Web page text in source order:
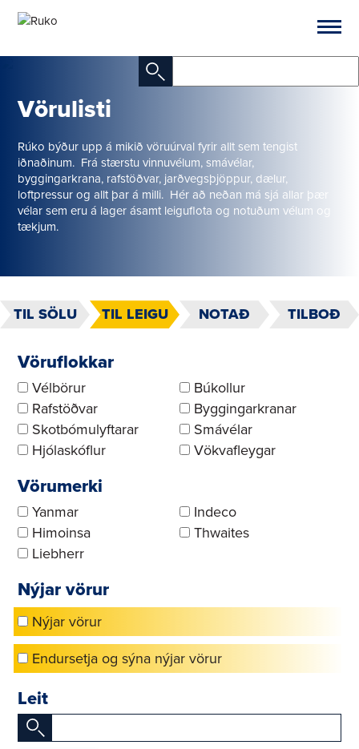
Vörulisti
Rúko býður upp á mikið vöruúrval fyrir allt sem tengist
iðnaðinum. Frá stærstu vinnuvélum, smávélar,
byggingarkrana, rafstöðvar, jarðvegsþjöppur, dælur,
loftpressur og allt þar á milli. Hér að neðan má sjá allar þær
vélar sem eru á lager ásamt leiguflota og notuðum vélum og
tækjum.
TIL SÖLU TIL LEIGU NOTAÐ TILBOÐ
Vöruflokkar
Vélbörur
Búkollur
Rafstöðvar
Byggingarkranar
Skotbómulyftarar
Smávélar
Hjólaskóflur
Vökvafleygar
Vörumerki
Yanmar
Indeco
Himoinsa
Thwaites
Liebherr
Nýjar vörur
Nýjar vörur
Endursetja og sýna nýjar vörur
Leit